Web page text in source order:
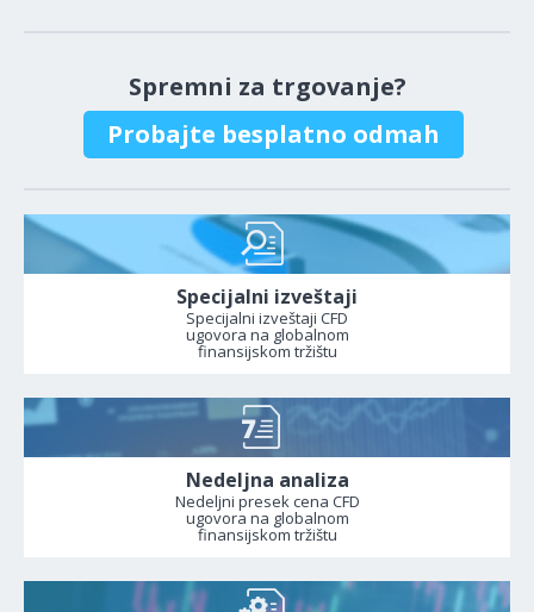
Spremni za trgovanje?
Probajte besplatno odmah
Specijalni izveštaji
Specijalni izveštaji CFD
ugovora na globalnom
finansijskom tržištu
Nedeljna analiza
Nedeljni presek cena CFD
ugovora na globalnom
finansijskom tržištu